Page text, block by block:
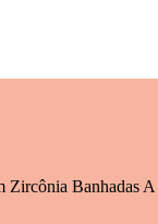
Zircônia Banhadas